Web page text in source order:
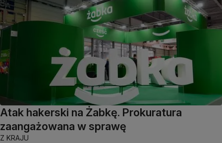
Atak hakerski na Żabkę. Prokuratura
zaangażowana w sprawę
Z KRAJU